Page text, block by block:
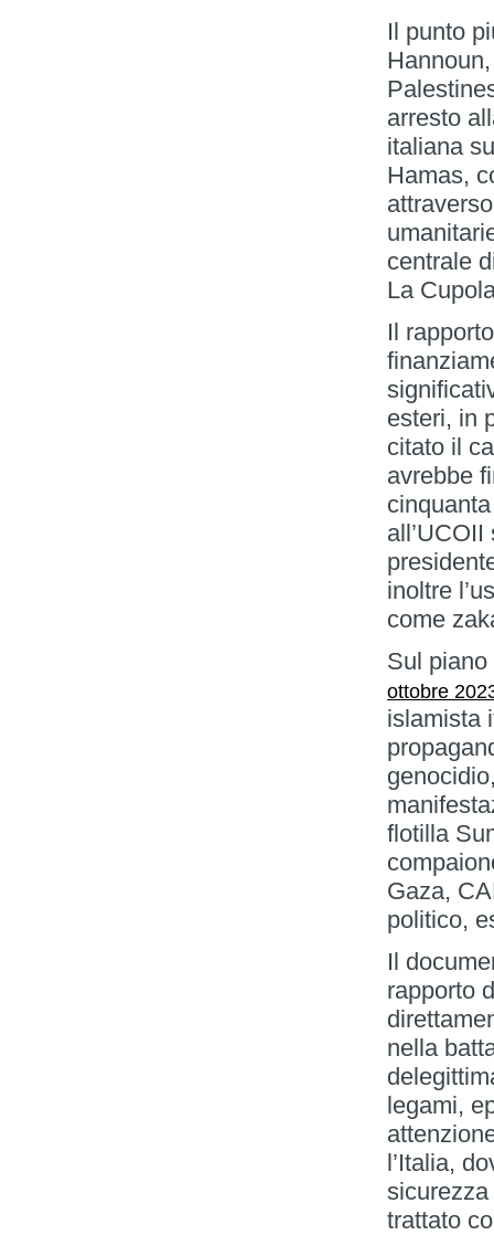
Il punto
arresto
italiana
Hamas,
centrale
La
Il
esteri, in
citato il
avrebbe
inoltre
come
Sul
ottobre
islamista
flotilla
Gaza,
politico,
Il
rapporto
nella
legami,
l’Italia,
trattato